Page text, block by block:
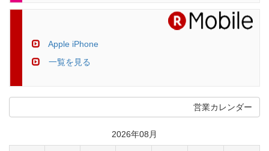
Apple iPhone
一覧を見る
営業カレンダー
2026年08月